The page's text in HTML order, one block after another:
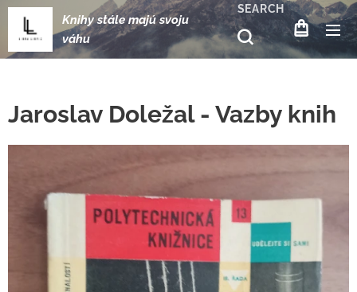
Knihy stále majú svoju
váhu
SEARCH
Jaroslav Doležal - Vazby knih